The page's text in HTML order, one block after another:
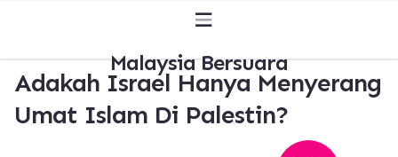
Malaysia Bersuara
Adakah Israel Hanya Menyerang
Umat Islam Di Palestin?